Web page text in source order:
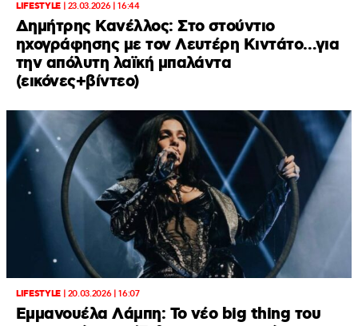
LIFESTYLE| 23.03.2026 | 16:44
Δημήτρης Κανέλλος: Στο στούντιο
ηχογράφησης με τον Λευτέρη Κιντάτο…για
την απόλυτη λαϊκή μπαλάντα
(εικόνες+βίντεο)
LIFESTYLE| 20.03.2026 | 16:07
Εμμανουέλα Λάμπη: Το νέο big thing του